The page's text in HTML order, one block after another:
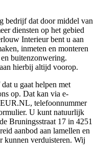
bedrijf dat door middel van
diensten op het gebied
Interieur bent u aan
inmeten en monteren
buitenzonwering.
hierbij altijd voorop.
u gaat helpen met
op. Dat kan via e-
telefoonnummer
U kunt natuurlijk
Bruningsstraat 17 in 4251
aanbod aan lamellen en
kunnen verduisteren. Wij